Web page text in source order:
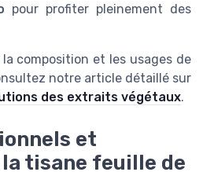
pour profiter pleinement des
composition et les usages de
notre article détaillé sur
des extraits végétaux.
et
tisane feuille de